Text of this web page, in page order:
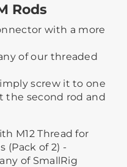
Rods
with a more
of our threaded
screw it to one
the second rod and
M12 Thread for
(Pack of 2) -
of SmallRig